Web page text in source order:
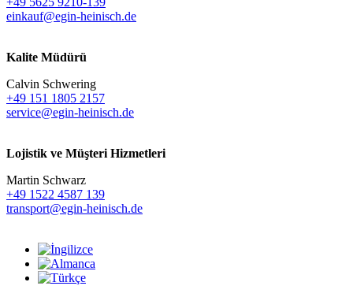
einkauf@egin-heinisch.de
Kalite Müdürü
Calvin Schwering
+49 151 1805 2157
service@egin-heinisch.de
Lojistik ve Müşteri Hizmetleri
Martin Schwarz
+49 1522 4587 139
transport@egin-heinisch.de